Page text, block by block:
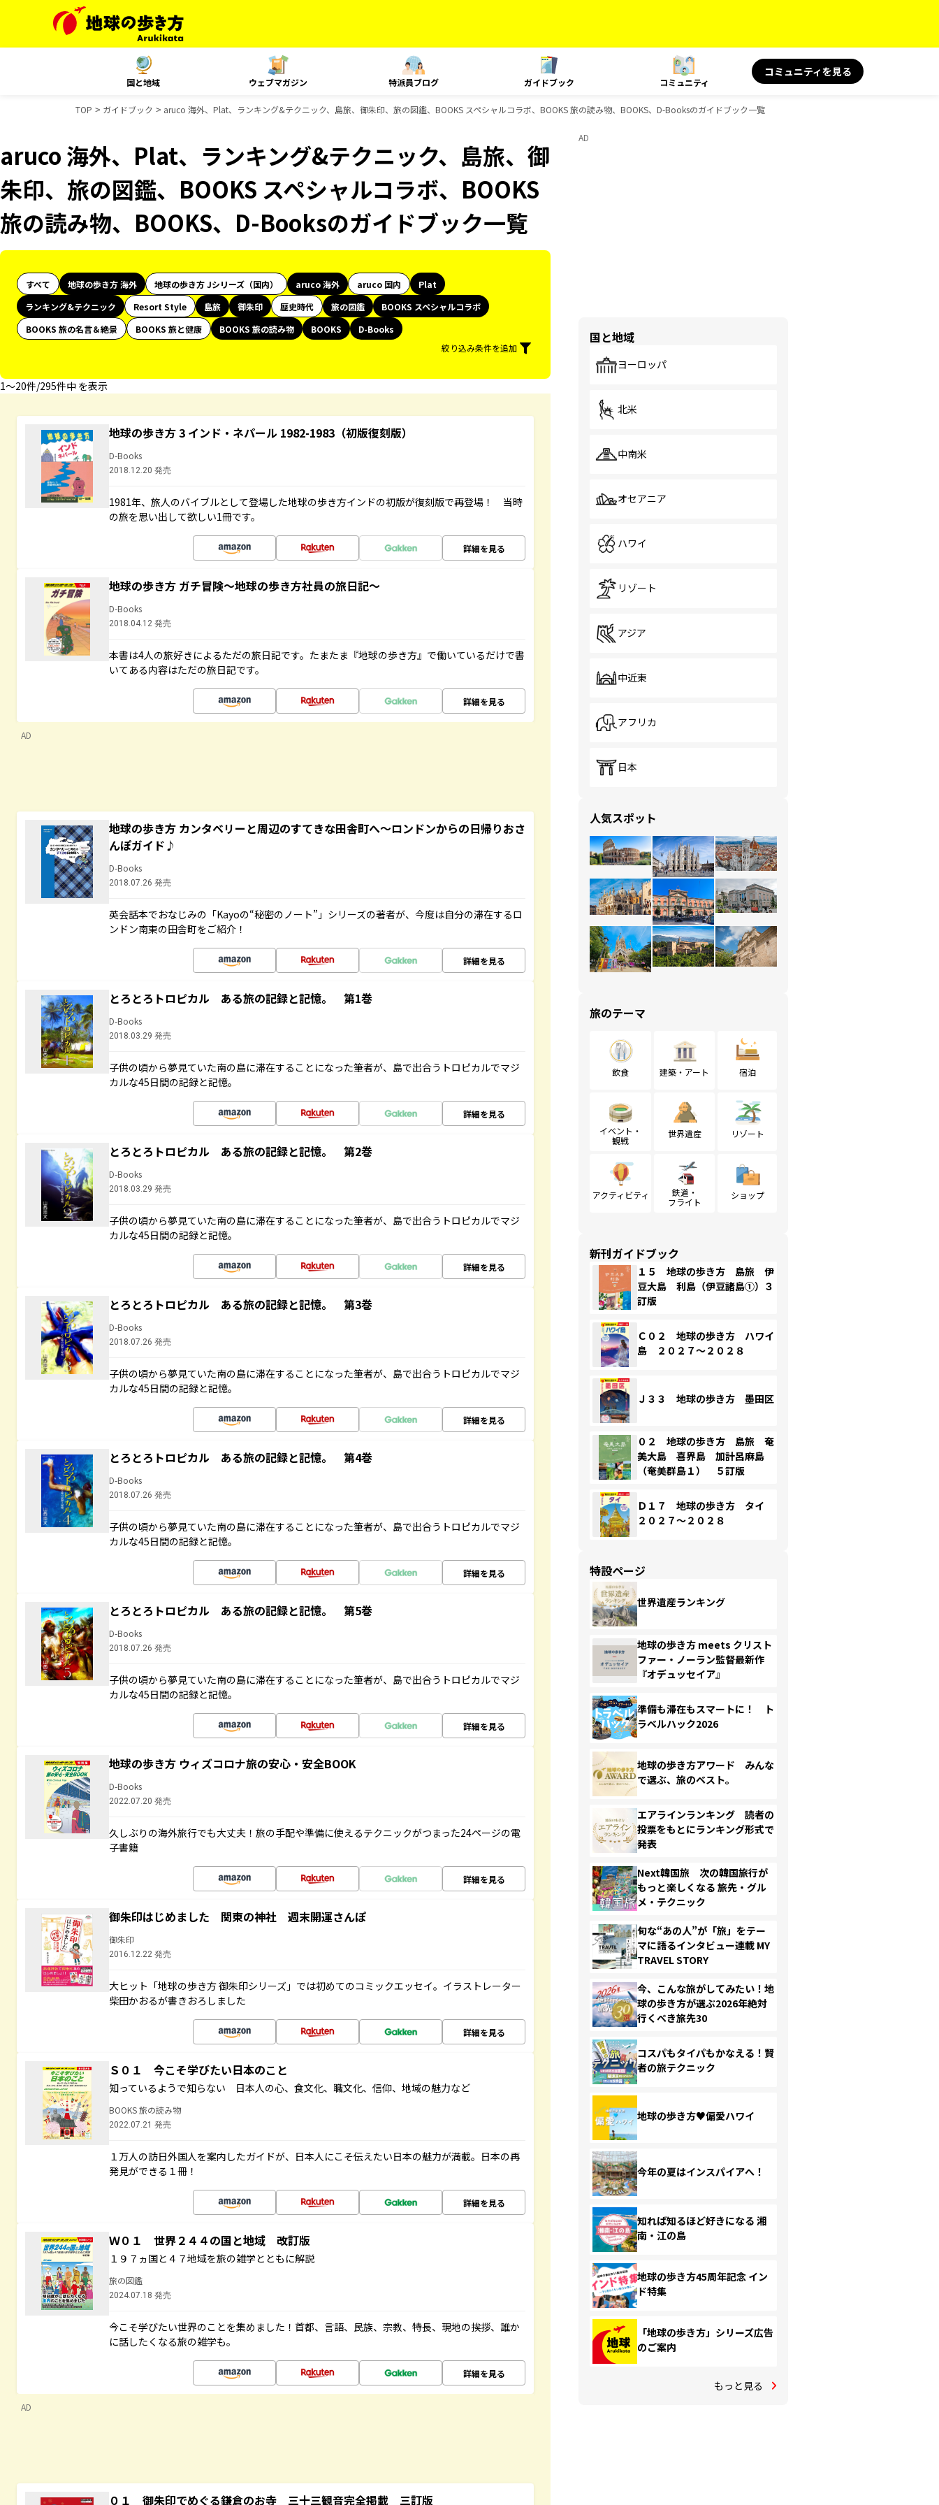
国と地域 ウェブマガジン 特派員ブログ ガイドブック コミュニティ
コミュニティを見る
TOP ガイドブック aruco 海外、Plat、ランキング&テクニック、島旅、御朱印、旅の図鑑、BOOKS スペシャルコラボ、BOOKS 旅の読み物、BOOKS、D-Booksのガイドブック一覧
aruco 海外、Plat、ランキング&テクニック、島旅、御
朱印、旅の図鑑、BOOKS スペシャルコラボ、BOOKS
旅の読み物、BOOKS、D-Booksのガイドブック一覧
すべて 地球の歩き方 海外 地球の歩き方 Jシリーズ（国内） aruco 海外 aruco 国内
Plat
ランキング&テクニック
Resort Style 島旅 御朱印 歴史時代 旅の図鑑
BOOKS スペシャルコラボ
BOOKS 旅の名言＆絶景
BOOKS 旅と健康 BOOKS 旅の読み物 BOOKS
D-Books
絞り込み条件を追加
1〜20件/295件中 を表示
地球の歩き方 3 インド・ネパール 1982-1983（初版復刻版）
D-Books
2018.12.20 発売
1981年、旅人のバイブルとして登場した地球の歩き方インドの初版が復刻版で再登場！ 当時
の旅を思い出して欲しい1冊です。
詳細を見る
地球の歩き方 ガチ冒険～地球の歩き方社員の旅日記～
D-Books
2018.04.12 発売
本書は4人の旅好きによるただの旅日記です。たまたま『地球の歩き方』で働いているだけで書
いてある内容はただの旅日記です。
詳細を見る
AD
地球の歩き方 カンタベリーと周辺のすてきな田舎町へ～ロンドンからの日帰りおさ
んぽガイド♪
D-Books
2018.07.26 発売
英会話本でおなじみの「Kayoの“秘密のノート”」シリーズの著者が、今度は自分の滞在するロ
ンドン南東の田舎町をご紹介！
詳細を見る
とろとろトロピカル ある旅の記録と記憶。 第1巻
D-Books
2018.03.29 発売
子供の頃から夢見ていた南の島に滞在することになった筆者が、島で出合うトロピカルでマジ
カルな45日間の記録と記憶。
詳細を見る
とろとろトロピカル ある旅の記録と記憶。 第2巻
D-Books
2018.03.29 発売
子供の頃から夢見ていた南の島に滞在することになった筆者が、島で出合うトロピカルでマジ
カルな45日間の記録と記憶。
詳細を見る
とろとろトロピカル ある旅の記録と記憶。 第3巻
D-Books
2018.07.26 発売
子供の頃から夢見ていた南の島に滞在することになった筆者が、島で出合うトロピカルでマジ
カルな45日間の記録と記憶。
詳細を見る
とろとろトロピカル ある旅の記録と記憶。 第4巻
D-Books
2018.07.26 発売
子供の頃から夢見ていた南の島に滞在することになった筆者が、島で出合うトロピカルでマジ
カルな45日間の記録と記憶。
詳細を見る
とろとろトロピカル ある旅の記録と記憶。 第5巻
D-Books
2018.07.26 発売
子供の頃から夢見ていた南の島に滞在することになった筆者が、島で出合うトロピカルでマジ
カルな45日間の記録と記憶。
詳細を見る
地球の歩き方 ウィズコロナ旅の安心・安全BOOK
D-Books
2022.07.20 発売
久しぶりの海外旅行でも大丈夫！旅の手配や準備に使えるテクニックがつまった24ページの電
子書籍
詳細を見る
御朱印はじめました 関東の神社 週末開運さんぽ
御朱印
2016.12.22 発売
大ヒット「地球の歩き方 御朱印シリーズ」では初めてのコミックエッセイ。イラストレーター
柴田かおるが書きおろしました
詳細を見る
Ｓ０１ 今こそ学びたい日本のこと
知っているようで知らない 日本人の心、食文化、職文化、信仰、地域の魅力など
BOOKS 旅の読み物
2022.07.21 発売
１万人の訪日外国人を案内したガイドが、日本人にこそ伝えたい日本の魅力が満載。日本の再
発見ができる１冊！
詳細を見る
Ｗ０１ 世界２４４の国と地域 改訂版
１９７ヵ国と４７地域を旅の雑学とともに解説
旅の図鑑
2024.07.18 発売
今こそ学びたい世界のことを集めました！首都、言語、民族、宗教、特長、現地の挨拶、誰か
に話したくなる旅の雑学も。
詳細を見る
AD
０１ 御朱印でめぐる鎌倉のお寺 三十三観音完全掲載 三訂版
AD
国と地域
ヨーロッパ
北米
中南米
オセアニア
ハワイ
リゾート
アジア
中近東
アフリカ
日本
人気スポット
旅のテーマ
飲食 建築・アート 宿泊
イベント・
観戦
世界遺産 リゾート
アクティビティ
鉄道・
フライト
ショップ
新刊ガイドブック
１５ 地球の歩き方 島旅 伊
豆大島 利島（伊豆諸島①）３
訂版
Ｃ０２ 地球の歩き方 ハワイ
島 ２０２７～２０２８
Ｊ３３ 地球の歩き方 墨田区
０２ 地球の歩き方 島旅 奄
美大島 喜界島 加計呂麻島
（奄美群島１） ５訂版
Ｄ１７ 地球の歩き方 タイ
２０２７～２０２８
特設ページ
世界遺産ランキング
地球の歩き方 meets クリスト
ファー・ノーラン監督最新作
『オデュッセイア』
準備も滞在もスマートに！ ト
ラベルハック2026
地球の歩き方アワード みんな
で選ぶ、旅のベスト。
エアラインランキング 読者の
投票をもとにランキング形式で
発表
Next韓国旅 次の韓国旅行が
もっと楽しくなる 旅先・グル
メ・テクニック
旬な“あの人”が「旅」をテー
マに語るインタビュー連載 MY
TRAVEL STORY
今、こんな旅がしてみたい！地
球の歩き方が選ぶ2026年絶対
行くべき旅先30
コスパもタイパもかなえる！賢
者の旅テクニック
地球の歩き方♥偏愛ハワイ
今年の夏はインスパイアへ！
知れば知るほど好きになる 湘
南・江の島
地球の歩き方45周年記念 イン
ド特集
「地球の歩き方」シリーズ広告
のご案内
もっと見る